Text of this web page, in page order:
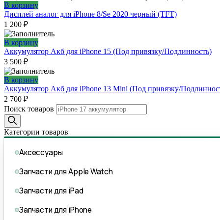
В корзину
Дисплей аналог для iPhone 8/Se 2020 черный (TFT)
1 200 ₽
В корзину
Аккумулятор Акб для iPhone 15 (Под привязку/Подлинность)
3 500 ₽
В корзину
Аккумулятор Акб для iPhone 13 Mini (Под привязку/
2 700 ₽
Поиск товаров
Категории товаров
Аксессуары
Запчасти для Apple Watch
Запчасти для iPad
Запчасти для iPhone